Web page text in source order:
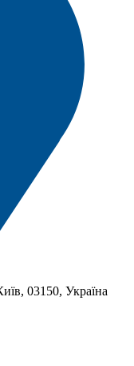
03150, Україна